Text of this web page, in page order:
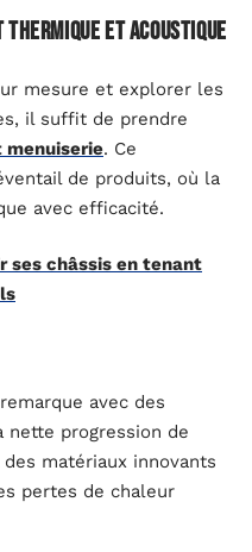
et acoustique
mesure et explorer les
il suffit de prendre
menuiserie. Ce
de produits, où la
avec efficacité.
ses châssis en tenant
avec des
nette progression de
matériaux innovants
pertes de chaleur